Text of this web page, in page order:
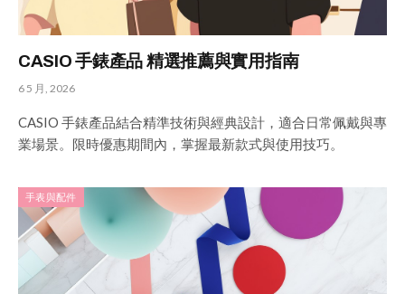
CASIO 手錶產品 精選推薦與實用指南
6 5 月, 2026
CASIO 手錶產品結合精準技術與經典設計，適合日常佩戴與專
業場景。限時優惠期間內，掌握最新款式與使用技巧。
手表與配件